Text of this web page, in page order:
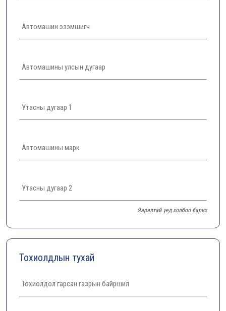
Яаралтай үед холбоо барих
Тохиолдлын тухай